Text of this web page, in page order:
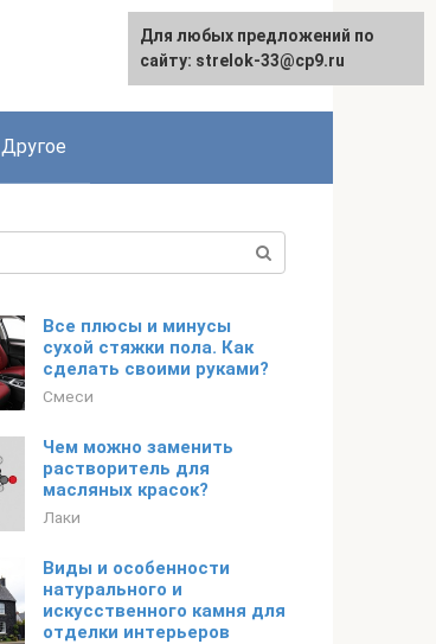
Другое
Все плюсы и минусы
сухой стяжки пола. Как
сделать своими руками?
Смеси
Чем можно заменить
растворитель для
масляных красок?
Лаки
Виды и особенности
натурального и
искусственного камня для
отделки интерьеров
Для любых предложений по
сайту: strelok-33@cp9.ru
Для любых предложений по
сайту: strelok-33@cp9.ru